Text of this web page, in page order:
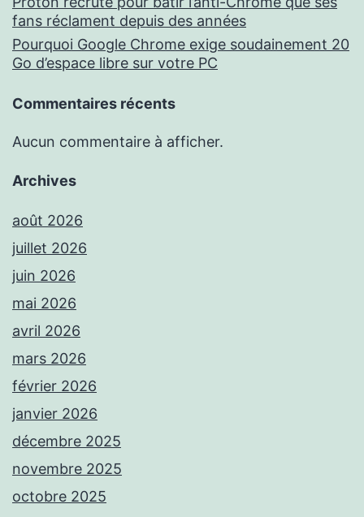
fans réclament depuis des années
Pourquoi Google Chrome exige soudainement 20
Go d’espace libre sur votre PC
Commentaires récents
Aucun commentaire à afficher.
Archives
août 2026
juillet 2026
juin 2026
mai 2026
avril 2026
mars 2026
février 2026
janvier 2026
décembre 2025
novembre 2025
octobre 2025